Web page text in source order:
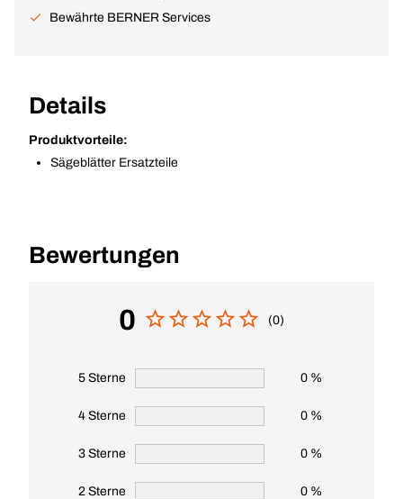
Bewährte BERNER Services
Details
Produktvorteile:
Sägeblätter Ersatzteile
Bewertungen
0 (0)
5 Sterne 0 %
4 Sterne 0 %
3 Sterne 0 %
2 Sterne 0 %